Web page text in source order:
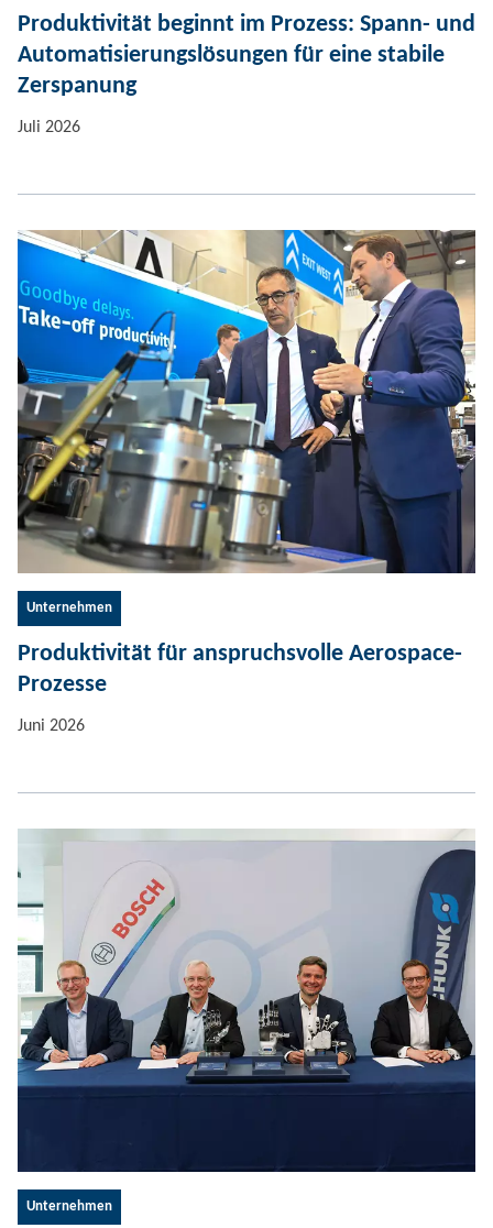
Produktivität beginnt im Prozess: Spann- und
Automatisierungslösungen für eine stabile
Zerspanung
Juli 2026
Unternehmen
Produktivität für anspruchsvolle Aerospace-
Prozesse
Juni 2026
Unternehmen